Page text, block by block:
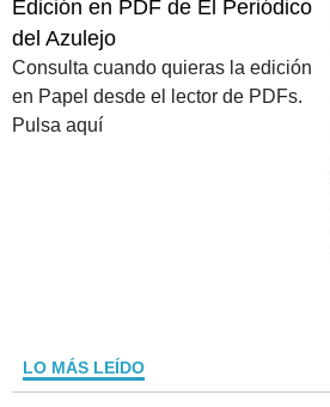
Edición en PDF de El Periódico
del Azulejo
Consulta cuando quieras la edición
en Papel desde el lector de PDFs.
Pulsa aquí
LO MÁS LEÍDO